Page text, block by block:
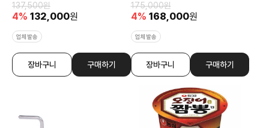
137,500원
4% 132,000원
업체발송
장바구니 구매하기
175,000원
4% 168,000원
업체발송
장바구니 구매하기